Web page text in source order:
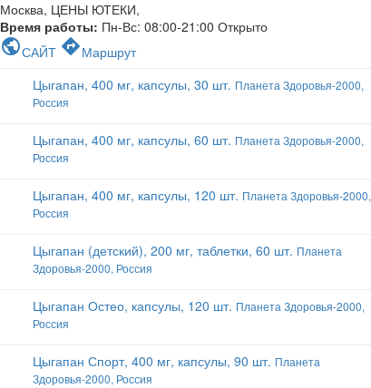
Москва, ЦЕНЫ ЮТЕКИ,
Время работы: Пн-Вс: 08:00-21:00 Открыто
publicСАЙТ directionsМаршрут
Цыгапан, 400 мг, капсулы, 30 шт. Планета Здоровья-2000,
Россия
Цыгапан, 400 мг, капсулы, 60 шт. Планета Здоровья-2000,
Россия
Цыгапан, 400 мг, капсулы, 120 шт. Планета Здоровья-2000,
Россия
Цыгапан (детский), 200 мг, таблетки, 60 шт. Планета
Здоровья-2000, Россия
Цыгапан Остео, капсулы, 120 шт. Планета Здоровья-2000,
Россия
Цыгапан Спорт, 400 мг, капсулы, 90 шт. Планета
Здоровья-2000, Россия